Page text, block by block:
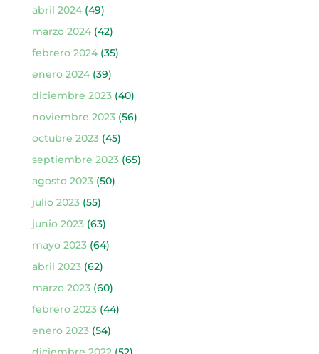
abril 2024(49)
marzo 2024(42)
febrero 2024(35)
enero 2024(39)
diciembre 2023(40)
noviembre 2023(56)
octubre 2023(45)
septiembre 2023(65)
agosto 2023(50)
julio 2023(55)
junio 2023(63)
mayo 2023(64)
abril 2023(62)
marzo 2023(60)
febrero 2023(44)
enero 2023(54)